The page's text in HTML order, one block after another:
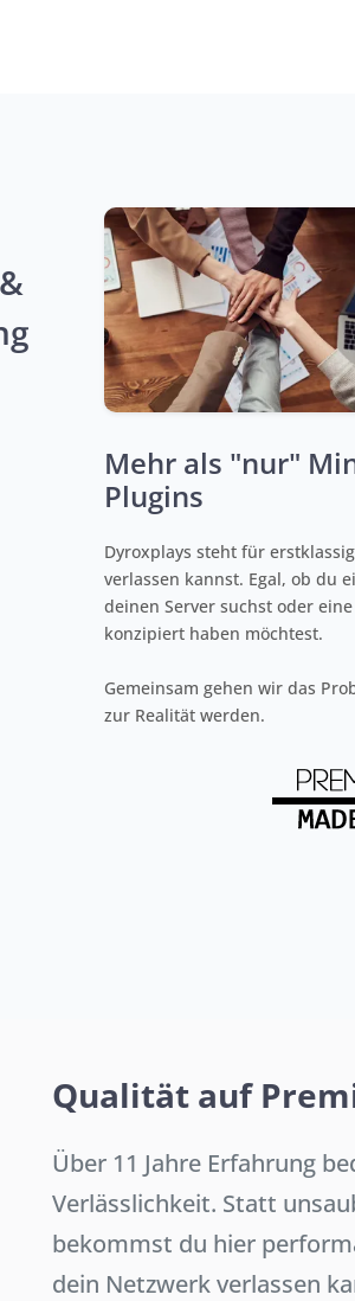
Mehr als "nur"
Plugins
Dyroxplays steht für
verlassen kannst. Egal, ob du
deinen Server suchst oder
konzipiert haben möchtest.
Gemeinsam gehen wir das
zur Realität werden.
Qualität auf
Über 11 Jahre Erfahrung
Verlässlichkeit. Statt
bekommst du hier
dein Netzwerk verlassen